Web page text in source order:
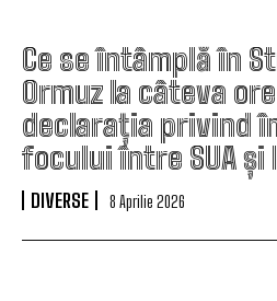
Ce se întâmplă în
Ormuz la câteva
declarația privind
focului între SUA și
DIVERSE 8 Aprilie 2026